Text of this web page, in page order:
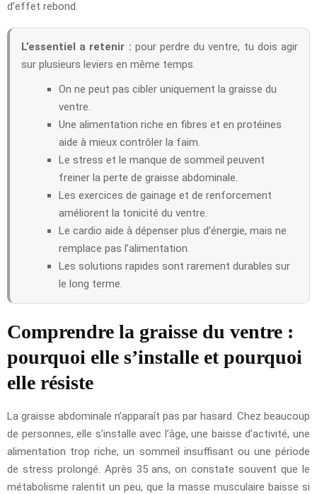
d’effet rebond.
L’essentiel a retenir : pour perdre du ventre, tu dois agir
sur plusieurs leviers en même temps.
On ne peut pas cibler uniquement la graisse du
ventre.
Une alimentation riche en fibres et en protéines
aide à mieux contrôler la faim.
Le stress et le manque de sommeil peuvent
freiner la perte de graisse abdominale.
Les exercices de gainage et de renforcement
améliorent la tonicité du ventre.
Le cardio aide à dépenser plus d’énergie, mais ne
remplace pas l’alimentation.
Les solutions rapides sont rarement durables sur
le long terme.
Comprendre la graisse du ventre :
pourquoi elle s’installe et pourquoi
elle résiste
La graisse abdominale n’apparaît pas par hasard. Chez beaucoup
de personnes, elle s’installe avec l’âge, une baisse d’activité, une
alimentation trop riche, un sommeil insuffisant ou une période
de stress prolongé. Après 35 ans, on constate souvent que le
métabolisme ralentit un peu, que la masse musculaire baisse si